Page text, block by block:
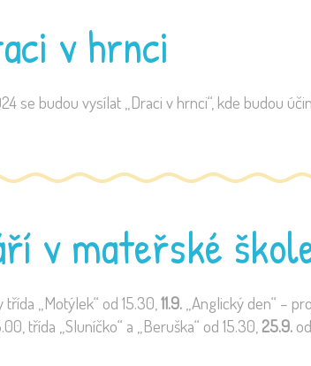
v hrnci
se budou vysílat „Draci v hrnci“, kde budou
v mateřské
„Motýlek“ od 15.30, 11.9. „Anglický den“ –
třída „Sluníčko“ a „Beruška“ od 15.30, 25.9.